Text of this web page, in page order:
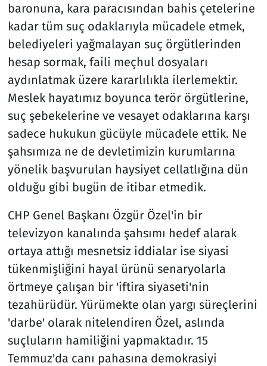
baronuna, kara paracısından bahis çetelerine
kadar tüm suç odaklarıyla mücadele etmek,
belediyeleri yağmalayan suç örgütlerinden
hesap sormak, faili meçhul dosyaları
aydınlatmak üzere kararlılıkla ilerlemektir.
Meslek hayatımız boyunca terör örgütlerine,
suç şebekelerine ve vesayet odaklarına karşı
sadece hukukun gücüyle mücadele ettik. Ne
şahsımıza ne de devletimizin kurumlarına
yönelik başvurulan haysiyet cellatlığına dün
olduğu gibi bugün de itibar etmedik.
CHP Genel Başkanı Özgür Özel'in bir
televizyon kanalında şahsımı hedef alarak
ortaya attığı mesnetsiz iddialar ise siyasi
tükenmişliğini hayal ürünü senaryolarla
örtmeye çalışan bir 'iftira siyaseti'nin
tezahürüdür. Yürümekte olan yargı süreçlerini
'darbe' olarak nitelendiren Özel, aslında
suçluların hamiliğini yapmaktadır. 15
Temmuz'da canı pahasına demokrasiyi